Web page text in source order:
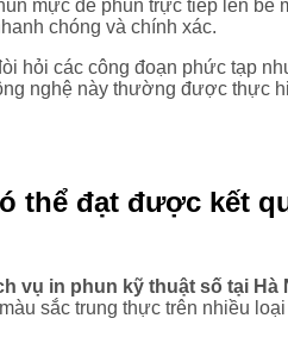
mực để phun trực tiếp lên
chóng và chính xác.
hỏi các công đoạn phức tạp
nghệ này thường được thực
thể đạt được kết
vụ in phun kỹ thuật số tại Hà
sắc trung thực trên nhiều